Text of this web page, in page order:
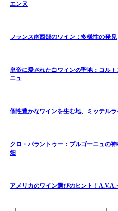
エンヌ
フランス南西部のワイン：多様性の発見
皇帝に愛された白ワインの聖地：コル
ニュ
個性豊かなワインを生む地、ミッテルラ
クロ・パラントゥー：ブルゴーニュの
畑
アメリカのワイン選びのヒント！A.V.A.